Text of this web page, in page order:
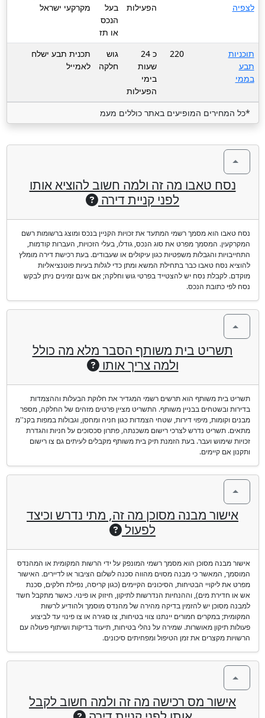
לצפיה
הפעילות
בעל
הנכס
או תז
מקרקעי ישראל
תוכניות
תבע
בממי
220
כ 24
שעות
בימי
הפעילות
גוש
חלקה
תכנית תבע ישלח
לאמייל
*כל המחירים המופיעים באתר כוללים מעמ
נסח טאבו מה זה ולמה חשוב להוציא אותו
לפני קניית דירה
נסח טאבו הוא מסמך רשמי המתעד את זכויות הקניין בנכס ומוצג ברשומות רשם
המקרקעין. המסמך מפרט את סוג הנכס, גודלו, בעלי הזכויות, העברות קודמות,
התחייבויות והגבלות משפטיות כגון עיקולים או שעבודים. בעת רכישת דירה מומלץ
להוציא נסח טאבו כבר בתחילת המשא ומתן כדי לגלות בעיות פוטנציאליות
מוקדם. לקבלת נסח יש להצטייד בפרטי גוש וחלקה; אם אינם זמינים ניתן לבקש
נסח לפי כתובת הנכס.
תשריט בית משותף הסבר מלא מה כולל
ולמה צריך אותו
תשריט בית משותף הוא תרשים רשמי המגדיר את חלוקת הבעלות וההצמדות
בדירות ובשטחים בבניין משותף. התשריט מציין פרטים מזהים של החלקה, מספר
מבנים וקומות, מיפוי דירות, שטחי הצמדות כגון חניה ומחסן, וגבולות במפות בקנ''מ
מתאים. תשריט נדרש לצרכי רישום משכנתה, פתרון סכסוכים על חניות והגדרת
זכויות שימוש ועבר. בעת הזמנת תיק בית משותף מקבלים לעיתים גם צו רישום
ותקנון אם קיימים.
אישור מבנה מסוכן מה זה, מתי נדרש וכיצד
לפעול
אישור מבנה מסוכן הוא מסמך רשמי המונפק על ידי הרשות המקומית או המהנדס
המוסמך, המאשר כי מבנה מסוים מהווה סכנה לשלום הציבור או לדיירים. האישור
מפרט את ליקויי הבטיחות, הסיכונים הקיימים (כגון קריסה, נפילת חלקים, סכנת
אש או חדירת מים), וההנחיות הנדרשות לתיקון, חיזוק או פינוי. כאשר מתקבל חשד
למבנה מסוכן יש להזמין בדיקה מהירה של מהנדס מוסמך ולהודיע לרשות
המקומית; במקרים חמורים יינתנו צווי בטיחות, צו סגירה או צו פינוי עד לביצוע
פעולות תיקון מאושרות. שמירה על נהלי בטיחות, תיעוד בדיקות ושיתוף פעולה עם
הרשויות מקצרים את זמן הטיפול ומפחיתים סיכונים.
אישור מס רכישה מה זה ולמה חשוב לקבל